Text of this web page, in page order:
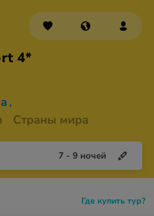
4*
,
Страны мира
7 - 9 ночей
Где купить тур?